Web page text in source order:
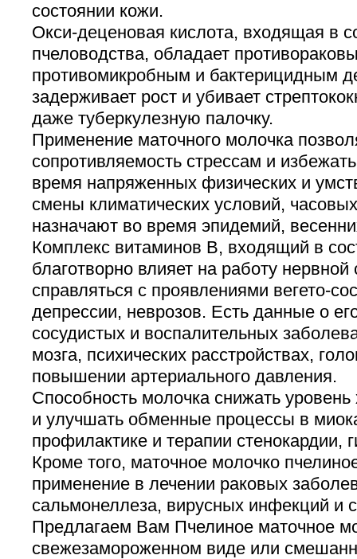
состоянии кожи.
Окси-деценовая кислота, входящая в
пчеловодства, обладает
противомикробным и бактерицидным
задерживает рост и убивает
даже туберкулезную палочку.
Применение маточного молочка
сопротивляемость стрессам и
время напряженных физических и
смены климатических условий,
назначают во время эпидемий,
Комплекс витаминов В, входящий в
благотворно влияет на работу
справляться с проявлениями вегето-
депрессии, неврозов. Есть данные о
сосудистых и воспалительных
мозга, психических расстройствах,
повышении артериального давления.
Способность молочка снижать уровень
и улучшать обменные процессы в
профилактике и терапии стенокардии,
Кроме того, маточное молочко
применение в лечении раковых
сальмонеллеза, вирусных инфекций и
Предлагаем Вам Пчелиное маточное
свежезамороженном виде или